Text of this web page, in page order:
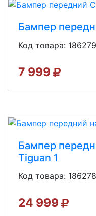
Бампер
Код товара:
7 999
Бампер
Tiguan 1
Код товара:
24 999